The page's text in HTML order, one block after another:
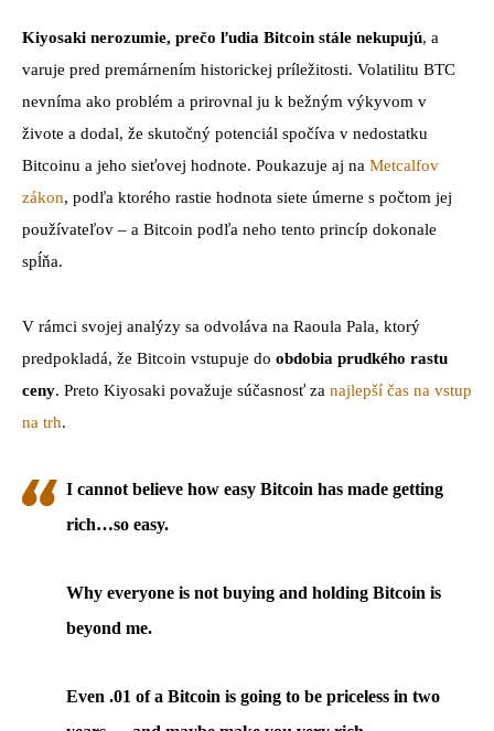
Kiyosaki nerozumie, prečo ľudia Bitcoin stále nekupujú, a
varuje pred premárnením historickej príležitosti. Volatilitu BTC
nevníma ako problém a prirovnal ju k bežným výkyvom v
živote a dodal, že skutočný potenciál spočíva v nedostatku
Bitcoinu a jeho sieťovej hodnote. Poukazuje aj na Metcalfov
zákon, podľa ktorého rastie hodnota siete úmerne s počtom jej
používateľov – a Bitcoin podľa neho tento princíp dokonale
spĺňa.
V rámci svojej analýzy sa odvoláva na Raoula Pala, ktorý
predpokladá, že Bitcoin vstupuje do obdobia prudkého rastu
ceny. Preto Kiyosaki považuje súčasnosť za najlepší čas na vstup
na trh.
I cannot believe how easy Bitcoin has made getting
rich…so easy.
Why everyone is not buying and holding Bitcoin is
beyond me.
Even .01 of a Bitcoin is going to be priceless in two